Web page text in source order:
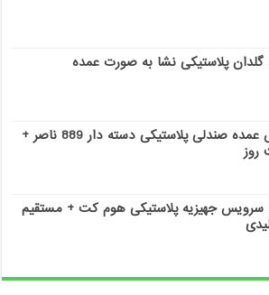
گلدان پلاستیکی نشا به صورت عمده
پخش عمده صندلی پلاستیکی دسته دار 889 ناصر +
روز
سرویس جهیزیه پلاستیکی هوم کت + مستقیم